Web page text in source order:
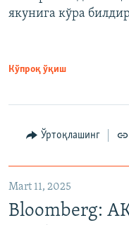
якунига кўра
Кўпроқ ўқиш
Ўртоқлашинг
Mart 11, 2025
Bloomberg: